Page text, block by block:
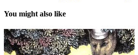
You might also like